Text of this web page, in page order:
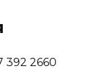
392 2660